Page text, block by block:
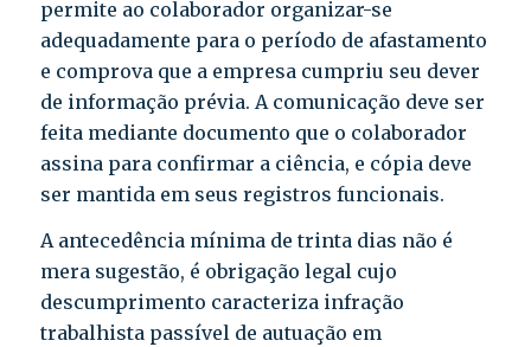
permite ao colaborador organizar-se
adequadamente para o período de afastamento
e comprova que a empresa cumpriu seu dever
de informação prévia. A comunicação deve ser
feita mediante documento que o colaborador
assina para confirmar a ciência, e cópia deve
ser mantida em seus registros funcionais.
A antecedência mínima de trinta dias não é
mera sugestão, é obrigação legal cujo
descumprimento caracteriza infração
trabalhista passível de autuação em